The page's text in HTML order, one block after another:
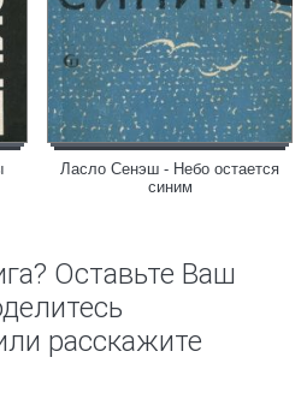
Ласло Сенэш - Небо остается
синим
Оставьте Ваш
расскажите